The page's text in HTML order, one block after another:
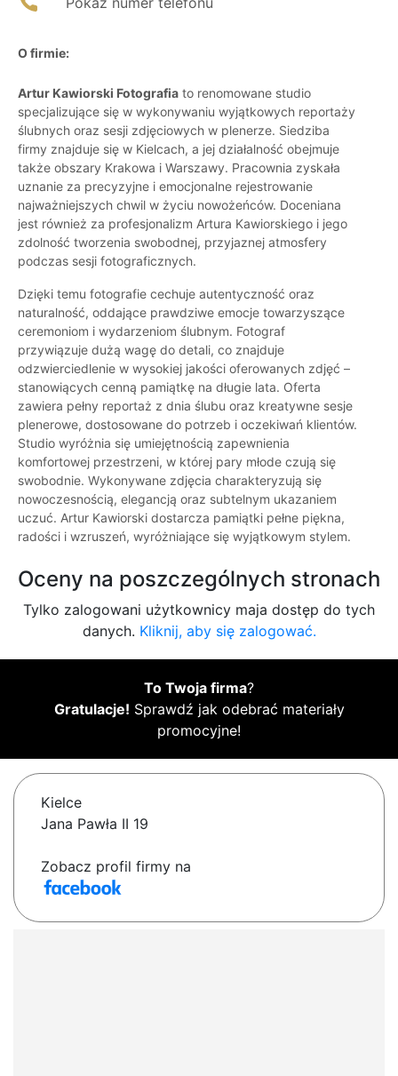
O firmie:
Artur Kawiorski Fotografia to renomowane studio
specjalizujące się w wykonywaniu wyjątkowych reportaży
ślubnych oraz sesji zdjęciowych w plenerze. Siedziba
firmy znajduje się w Kielcach, a jej działalność obejmuje
także obszary Krakowa i Warszawy. Pracownia zyskała
uznanie za precyzyjne i emocjonalne rejestrowanie
najważniejszych chwil w życiu nowożeńców. Doceniana
jest również za profesjonalizm Artura Kawiorskiego i jego
zdolność tworzenia swobodnej, przyjaznej atmosfery
podczas sesji fotograficznych.
Dzięki temu fotografie cechuje autentyczność oraz
naturalność, oddające prawdziwe emocje towarzyszące
ceremoniom i wydarzeniom ślubnym. Fotograf
przywiązuje dużą wagę do detali, co znajduje
odzwierciedlenie w wysokiej jakości oferowanych zdjęć –
stanowiących cenną pamiątkę na długie lata. Oferta
zawiera pełny reportaż z dnia ślubu oraz kreatywne sesje
plenerowe, dostosowane do potrzeb i oczekiwań klientów.
Studio wyróżnia się umiejętnością zapewnienia
komfortowej przestrzeni, w której pary młode czują się
swobodnie. Wykonywane zdjęcia charakteryzują się
nowoczesnością, elegancją oraz subtelnym ukazaniem
uczuć. Artur Kawiorski dostarcza pamiątki pełne piękna,
radości i wzruszeń, wyróżniające się wyjątkowym stylem.
Oceny na poszczególnych stronach
Tylko zalogowani użytkownicy maja dostęp do tych
danych. Kliknij, aby się zalogować.
To Twoja firma?
Gratulacje! Sprawdź jak odebrać materiały
promocyjne!
Kielce
Jana Pawła II 19
Zobacz profil firmy na